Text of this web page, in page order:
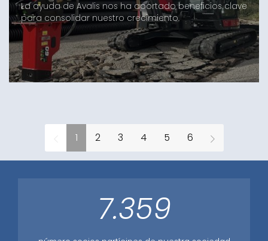
La ayuda de Avalis nos ha aportado beneficios clave
para consolidar nuestro crecimiento.
1 2 3 4 5 6
7.359